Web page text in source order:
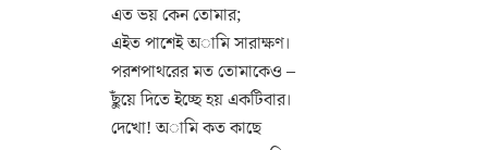
এত ভয় কেন তোমার;
এইত পাশেই অামি সারাক্ষণ।
পরশপাথরের মত তোমাকেও –
ছুঁয়ে দিতে ইচ্ছে হয় একটিবার।
দেখো! অামি কত কাছে